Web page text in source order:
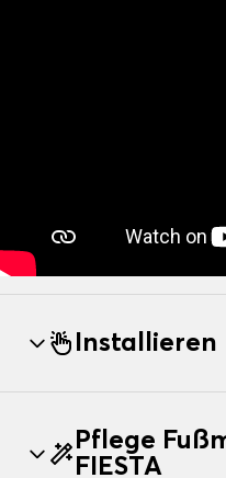
Installieren
Pflege
FIESTA